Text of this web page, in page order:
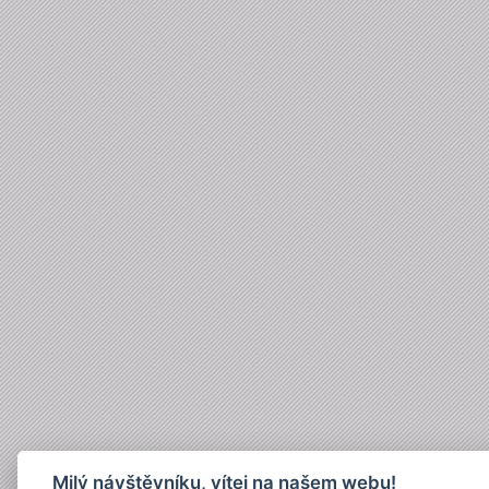
Milý návštěvníku, vítej na našem webu!